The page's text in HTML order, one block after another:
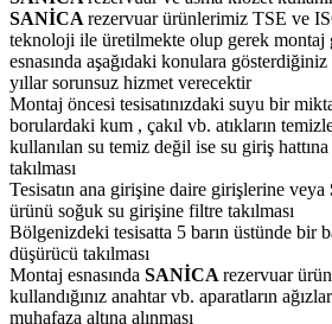
SANİCArezervuar ürünlerimiz TSE ve
teknoloji ile üretilmekte olup gerek montaj
esnasında aşağıdaki konulara
yıllar sorunsuz hizmet verecektir
Montaj öncesi tesisatınızdaki suyu bir
borulardaki kum , çakıl vb. atıkların
kullanılan su temiz değil ise su giriş hattına
takılması
Tesisatın ana girişine daire girişlerine veya
ürünü soğuk su girişine filtre takılması
Bölgenizdeki tesisatta 5 barın üstünde bir
düşürücü takılması
Montaj esnasında SANİCArezervuar
kullandığınız anahtar vb. aparatların
muhafaza altına alınması